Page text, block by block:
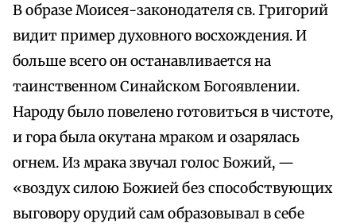
В образе Моисея-законодателя св. Григорий
видит пример духовного восхождения. И
больше всего он останавливается на
таинственном Синайском Богоявлении.
Народу было повелено готовиться в чистоте,
и гора была окутана мраком и озарялась
огнем. Из мрака звучал голос Божий, —
«воздух силою Божией без способствующих
выговору орудий сам образовывал в себе